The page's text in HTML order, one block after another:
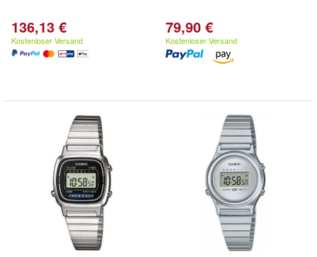
136,13 €
Kostenloser Versand
79,90 €
Kostenloser Versand